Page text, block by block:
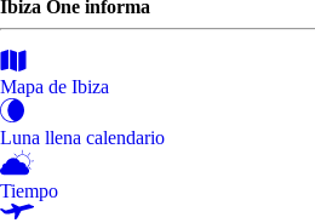
Ibiza One informa
Mapa de Ibiza
Luna llena calendario
Tiempo